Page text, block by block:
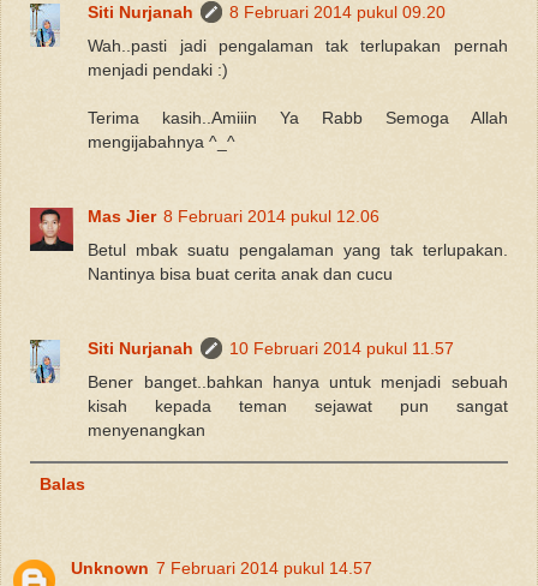
Siti Nurjanah
8 Februari 2014 pukul 09.20
Wah..pasti jadi pengalaman tak terlupakan pernah
menjadi pendaki :)
Terima kasih..Amiiin Ya Rabb Semoga Allah
mengijabahnya ^_^
Mas Jier 8 Februari 2014 pukul 12.06
Betul mbak suatu pengalaman yang tak terlupakan.
Nantinya bisa buat cerita anak dan cucu
Siti Nurjanah
10 Februari 2014 pukul 11.57
Bener banget..bahkan hanya untuk menjadi sebuah
kisah kepada teman sejawat pun sangat
menyenangkan
Balas
Unknown 7 Februari 2014 pukul 14.57